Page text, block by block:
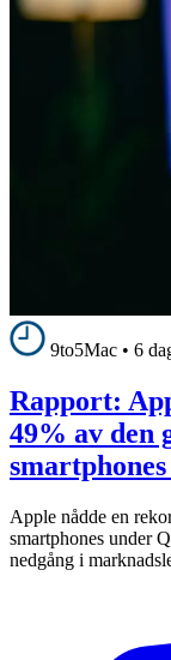
9to5Mac • 6
Rapport:
49% av den
Apple nådde en
smartphones under
nedgång i